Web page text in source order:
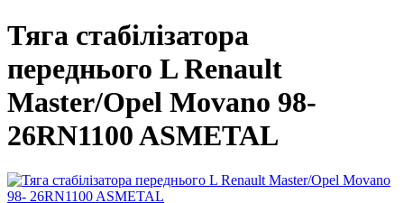
Тяга стабілізатора
переднього L Renault
Master/Opel Movano 98-
26RN1100 ASMETAL